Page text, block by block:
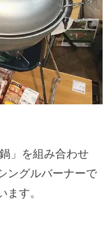
」を組み合わせ
ングルバーナーで
す。